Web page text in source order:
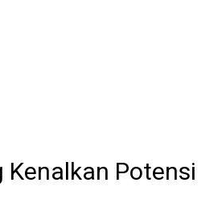
Kenalkan Potensi